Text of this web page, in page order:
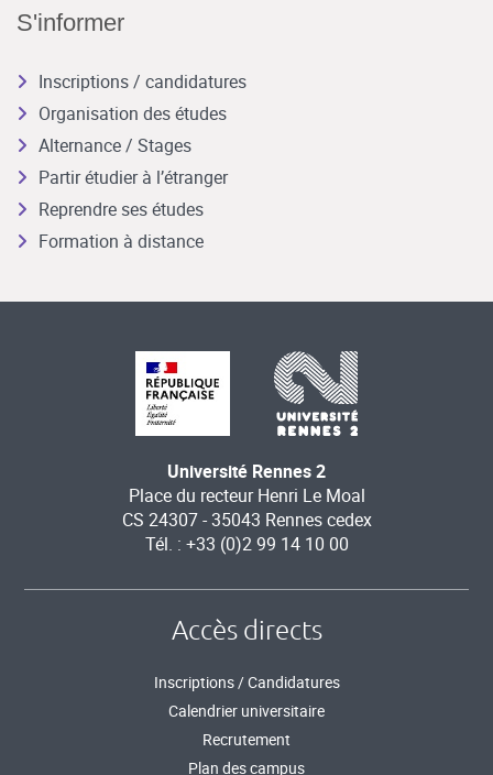
S'informer
Inscriptions / candidatures
Organisation des études
Alternance / Stages
Partir étudier à l’étranger
Reprendre ses études
Formation à distance
Université Rennes 2
Place du recteur Henri Le Moal
CS 24307 - 35043 Rennes cedex
Tél. : +33 (0)2 99 14 10 00
Accès directs
Inscriptions / Candidatures
Calendrier universitaire
Recrutement
Plan des campus